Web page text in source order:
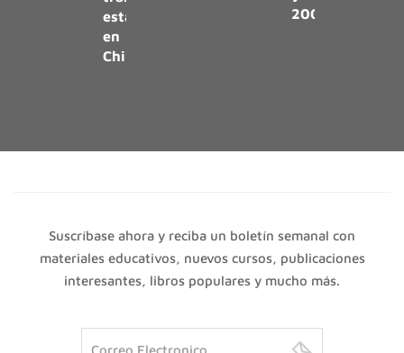
estancia
en
Chile
2000
Suscríbase ahora y reciba un boletín semanal con
materiales educativos, nuevos cursos, publicaciones
interesantes, libros populares y mucho más.